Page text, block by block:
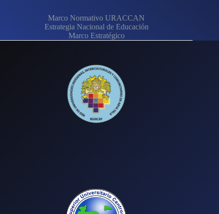
Marco Normativo URACCAN
Estrategia Nacional de Educación
Marco Estratégico